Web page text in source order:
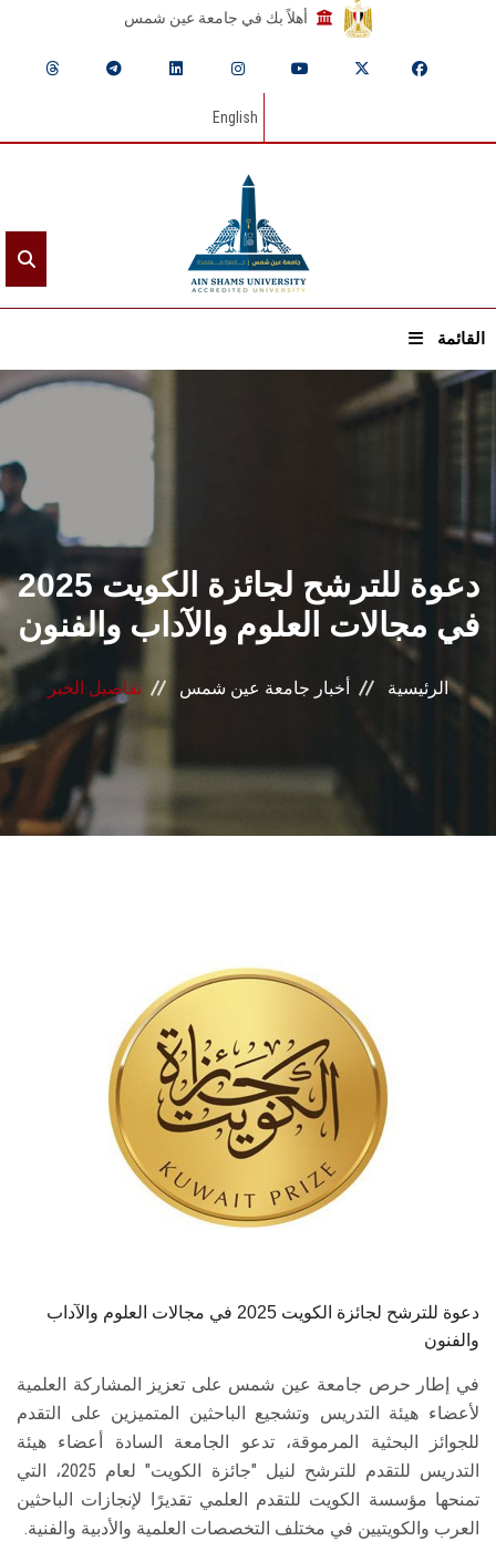
أهلاً بك في جامعة عين شمس
English
القائمة
الرئيسيـة
عن الجامعة
القطاعـات
الشئون الأكاديمية
البحث العلمي
الرعاية الصحية
المراكز والوحدات
الأنظمة الذكية
الدراسات العليا
الزائـرون
دعوة للترشح لجائزة الكويت 2025
في مجالات العلوم والآداب والفنون
الرئيسية أخبار جامعة عين شمس تفاصيل الخبر
دعوة للترشح لجائزة الكويت 2025 في مجالات العلوم والآداب
والفنون
في إطار حرص جامعة عين شمس على تعزيز المشاركة العلمية
لأعضاء هيئة التدريس وتشجيع الباحثين المتميزين على التقدم
للجوائز البحثية المرموقة، تدعو الجامعة السادة أعضاء هيئة
التدريس للتقدم للترشح لنيل "جائزة الكويت" لعام 2025، التي
تمنحها مؤسسة الكويت للتقدم العلمي تقديرًا لإنجازات الباحثين
العرب والكويتيين في مختلف التخصصات العلمية والأدبية والفنية.